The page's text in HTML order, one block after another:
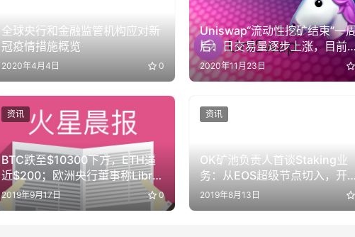
全球央行和金融监管机构应对新
冠疫情措施概览
2020年4月4日 0
Uniswap“流动性挖矿结束”一
后：日交易量逐步上涨，目前
重回“停耕”前水平
2020年11月23日
BTC跌至$10300下方，ETH逼
近$200；欧洲央行董事称Libra
等“稳定币”构成严重风险 | 晨报
2019年9月17日 0
资讯
OK矿池负责人首谈Staking业
务：从EOS超级节点切入，开
合约之外的第二战线
2019年8月13日
资讯